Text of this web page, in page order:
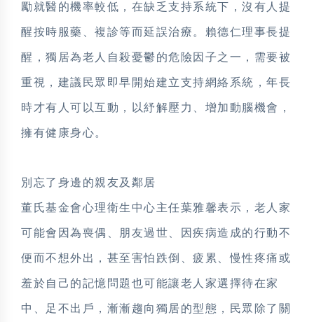
勵就醫的機率較低，在缺乏支持系統下，沒有人提
醒按時服藥、複診等而延誤治療。賴德仁理事長提
醒，獨居為老人自殺憂鬱的危險因子之一，需要被
重視，建議民眾即早開始建立支持網絡系統，年長
時才有人可以互動，以紓解壓力、增加動腦機會，
擁有健康身心。
別忘了身邊的親友及鄰居
董氏基金會心理衛生中心主任葉雅馨表示，老人家
可能會因為喪偶、朋友過世、因疾病造成的行動不
便而不想外出，甚至害怕跌倒、疲累、慢性疼痛或
羞於自己的記憶問題也可能讓老人家選擇待在家
中、足不出戶，漸漸趨向獨居的型態，民眾除了關